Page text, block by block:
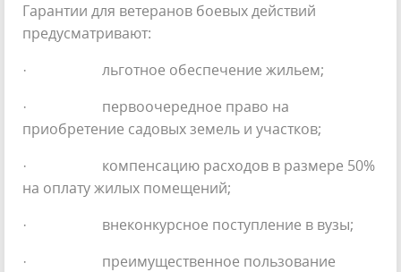
Гарантии для ветеранов боевых действий
предусматривают:
· льготное обеспечение жильем;
· первоочередное право на
приобретение садовых земель и участков;
· компенсацию расходов в размере 50%
на оплату жилых помещений;
· внеконкурсное поступление в вузы;
· преимущественное пользование